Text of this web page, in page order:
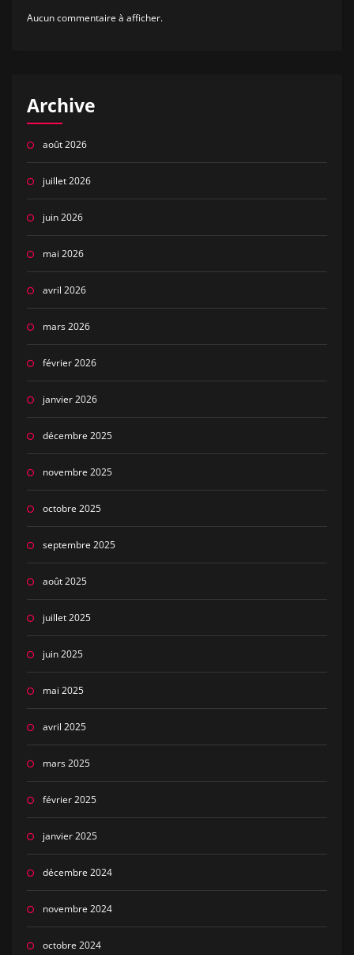
Aucun commentaire à afficher.
Archive
août 2026
juillet 2026
juin 2026
mai 2026
avril 2026
mars 2026
février 2026
janvier 2026
décembre 2025
novembre 2025
octobre 2025
septembre 2025
août 2025
juillet 2025
juin 2025
mai 2025
avril 2025
mars 2025
février 2025
janvier 2025
décembre 2024
novembre 2024
octobre 2024